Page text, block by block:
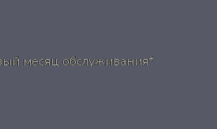
месяц обслуживания*